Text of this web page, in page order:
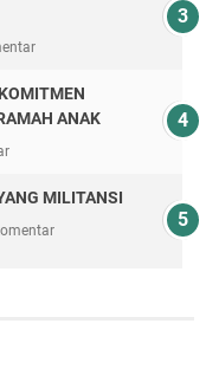
ANAK
MILITANSI